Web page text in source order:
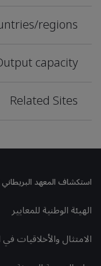
regions
capacity
Related Sites
استكشاف المعهد البريطاني
الهيئة الوطنية للمعايير
الامتثال والأخلاقيات